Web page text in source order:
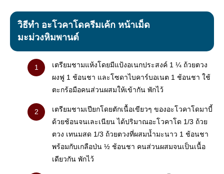
วิธีทำ อะโวคาโดครีมเค้ก หน้าเม็ด
มะม่วงหิมพานต์
เตรียมชามแห้งโดยมีแป้งอเนกประสงค์ 1 ¼ ถ้วยตวง
ผงฟู 1 ช้อนชา และโซดาไบคาร์บอเนต 1 ช้อนชา ใช้
ตะกร้อมือคนส่วนผสมให้เข้ากัน พักไว้
เตรียมชามเปียกโดยตักเนื้อเขียวๆ ของอะโวคาโดมาบี้
ด้วยช้อนจนเละเนียน ได้ปริมาณอะโวคาโด 1/3 ถ้วย
ตวง เทนมสด 1/3 ถ้วยตวงที่ผสมน้ำมะนาว 1 ช้อนชา
พร้อมกับเกลือป่น ½ ช้อนชา คนส่วนผสมจนเป็นเนื้อ
เดียวกัน พักไว้